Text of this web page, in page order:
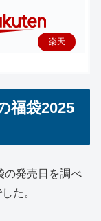
楽天
福袋2025
の発売日を調べ
た。